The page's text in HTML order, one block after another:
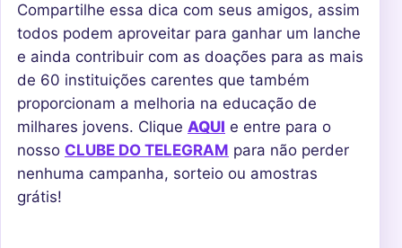
Compartilhe essa dica com seus amigos, assim
todos podem aproveitar para ganhar um lanche
e ainda contribuir com as doações para as mais
de 60 instituições carentes que também
proporcionam a melhoria na educação de
milhares jovens. Clique AQUI e entre para o
nosso CLUBE DO TELEGRAM para não perder
nenhuma campanha, sorteio ou amostras
grátis!